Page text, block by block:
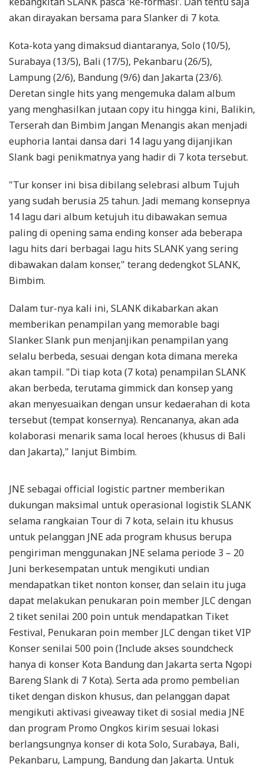
akan dirayakan bersama para Slanker di 7 kota.
Kota-kota yang dimaksud diantaranya, Solo (10/5),
Surabaya (13/5), Bali (17/5), Pekanbaru (26/5),
Lampung (2/6), Bandung (9/6) dan Jakarta (23/6).
Deretan single hits yang mengemuka dalam album
yang menghasilkan jutaan copy itu hingga kini, Balikin,
Terserah dan Bimbim Jangan Menangis akan menjadi
euphoria lantai dansa dari 14 lagu yang dijanjikan
Slank bagi penikmatnya yang hadir di 7 kota tersebut.
"Tur konser ini bisa dibilang selebrasi album Tujuh
yang sudah berusia 25 tahun. Jadi memang konsepnya
14 lagu dari album ketujuh itu dibawakan semua
paling di opening sama ending konser ada beberapa
lagu hits dari berbagai lagu hits SLANK yang sering
dibawakan dalam konser," terang dedengkot SLANK,
Bimbim.
Dalam tur-nya kali ini, SLANK dikabarkan akan
memberikan penampilan yang memorable bagi
Slanker. Slank pun menjanjikan penampilan yang
selalu berbeda, sesuai dengan kota dimana mereka
akan tampil. "Di tiap kota (7 kota) penampilan SLANK
akan berbeda, terutama gimmick dan konsep yang
akan menyesuaikan dengan unsur kedaerahan di kota
tersebut (tempat konsernya). Rencananya, akan ada
kolaborasi menarik sama local heroes (khusus di Bali
dan Jakarta)," lanjut Bimbim.
JNE sebagai official logistic partner memberikan
dukungan maksimal untuk operasional logistik SLANK
selama rangkaian Tour di 7 kota, selain itu khusus
untuk pelanggan JNE ada program khusus berupa
pengiriman menggunakan JNE selama periode 3 – 20
Juni berkesempatan untuk mengikuti undian
mendapatkan tiket nonton konser, dan selain itu juga
dapat melakukan penukaran poin member JLC dengan
2 tiket senilai 200 poin untuk mendapatkan Tiket
Festival, Penukaran poin member JLC dengan tiket VIP
Konser senilai 500 poin (Include akses soundcheck
hanya di konser Kota Bandung dan Jakarta serta Ngopi
Bareng Slank di 7 Kota). Serta ada promo pembelian
tiket dengan diskon khusus, dan pelanggan dapat
mengikuti aktivasi giveaway tiket di sosial media JNE
dan program Promo Ongkos kirim sesuai lokasi
berlangsungnya konser di kota Solo, Surabaya, Bali,
Pekanbaru, Lampung, Bandung dan Jakarta. Untuk